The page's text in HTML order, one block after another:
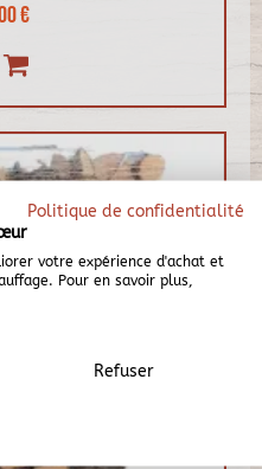
€
Politique de confidentialité
votre expérience d'achat et
Pour en savoir plus,
Refuser